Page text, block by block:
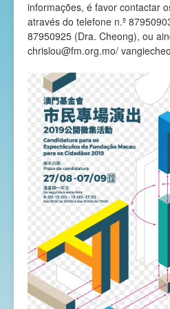
informações, é favor contactar
através do telefone n.º
87950925 (Dra. Cheong), ou
chrislou@fm.org.mo/